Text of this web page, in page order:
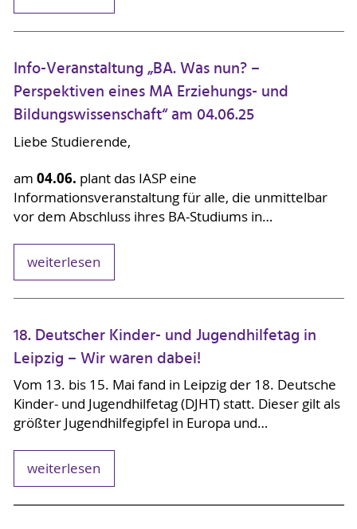
Info-Veranstaltung „BA. Was nun? –
Perspektiven eines MA Erziehungs- und
Bildungswissenschaft“ am 04.06.25
Liebe Studierende,
am 04.06. plant das IASP eine
Informationsveranstaltung für alle, die unmittelbar
vor dem Abschluss ihres BA-Studiums in…
weiterlesen
18. Deutscher Kinder- und Jugendhilfetag in
Leipzig – Wir waren dabei!
Vom 13. bis 15. Mai fand in Leipzig der 18. Deutsche
Kinder- und Jugendhilfetag (DJHT) statt. Dieser gilt als
größter Jugendhilfegipfel in Europa und…
weiterlesen